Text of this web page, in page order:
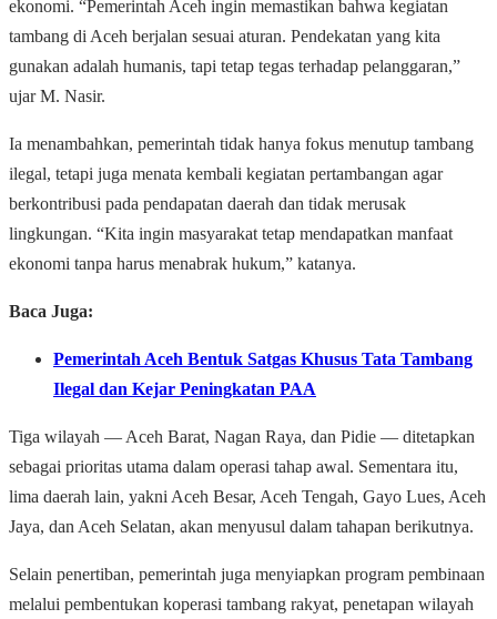
ekonomi. “Pemerintah Aceh ingin memastikan bahwa kegiatan
tambang di Aceh berjalan sesuai aturan. Pendekatan yang kita
gunakan adalah humanis, tapi tetap tegas terhadap pelanggaran,”
ujar M. Nasir.
Ia menambahkan, pemerintah tidak hanya fokus menutup tambang
ilegal, tetapi juga menata kembali kegiatan pertambangan agar
berkontribusi pada pendapatan daerah dan tidak merusak
lingkungan. “Kita ingin masyarakat tetap mendapatkan manfaat
ekonomi tanpa harus menabrak hukum,” katanya.
Baca Juga:
Pemerintah Aceh Bentuk Satgas Khusus Tata Tambang
Ilegal dan Kejar Peningkatan PAA
Tiga wilayah — Aceh Barat, Nagan Raya, dan Pidie — ditetapkan
sebagai prioritas utama dalam operasi tahap awal. Sementara itu,
lima daerah lain, yakni Aceh Besar, Aceh Tengah, Gayo Lues, Aceh
Jaya, dan Aceh Selatan, akan menyusul dalam tahapan berikutnya.
Selain penertiban, pemerintah juga menyiapkan program pembinaan
melalui pembentukan koperasi tambang rakyat, penetapan wilayah